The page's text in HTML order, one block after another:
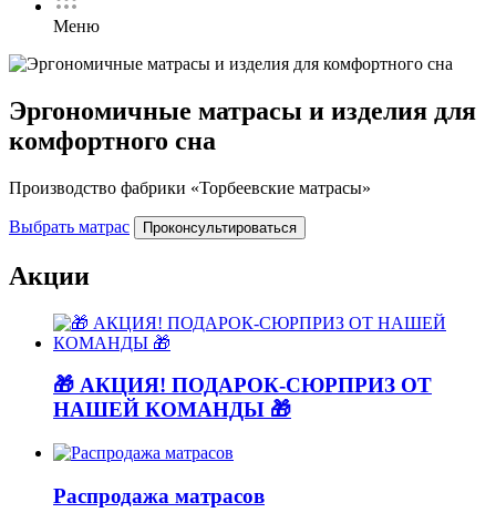
Меню
Эргономичные матрасы и изделия для
комфортного сна
Производство фабрики «Торбеевские матрасы»
Выбрать матрас Проконсультироваться
Акции
🎁 АКЦИЯ! ПОДАРОК-СЮРПРИЗ ОТ
НАШЕЙ КОМАНДЫ 🎁
Распродажа матрасов